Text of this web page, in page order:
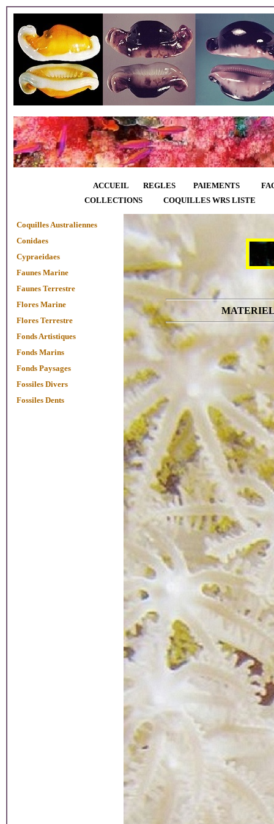
ACCUEIL REGLES PAIEMENTS
COLLECTIONS
COQUILLES WRS LISTE
Coquilles Australiennes
Conidaes
Cypraeidaes
Faunes Marine
Faunes Terrestre
Flores Marine
Flores Terrestre
Fonds Artistiques
Fonds Marins
Fonds Paysages
Fossiles Divers
Fossiles Dents